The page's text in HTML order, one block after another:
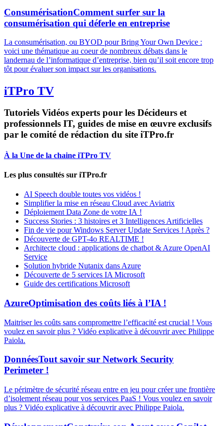
ConsumérisationComment surfer sur la
consumérisation qui déferle en entreprise
La consumérisation, ou BYOD pour Bring Your Own Device :
voici une thématique au coeur de nombreux débats dans le
landernau de l’informatique d’entreprise, bien qu’il soit encore trop
tôt pour évaluer son impact sur les organisations.
iTPro TV
Tutoriels Vidéos experts pour les Décideurs et
professionnels IT, guides de mise en œuvre exclusifs
par le comité de rédaction du site iTPro.fr
À la Une de la chaine iTPro TV
Les plus consultés sur iTPro.fr
AI Speech double toutes vos vidéos !
Simplifier la mise en réseau Cloud avec Aviatrix
Déploiement Data Zone de votre IA !
Success Stories : 3 histoires et 3 Intelligences Artificielles
Fin de vie pour Windows Server Update Services ! Après ?
Découverte de GPT-4o REALTIME !
Architecte cloud : applications de chatbot & Azure OpenAI
Service
Solution hybride Nutanix dans Azure
Découverte de 5 services IA Microsoft
Guide des certifications Microsoft
AzureOptimisation des coûts liés à l’IA !
Maitriser les coûts sans compromettre l’efficacité est crucial ! Vous
voulez en savoir plus ? Vidéo explicative à découvrir avec Philippe
Paiola.
DonnéesTout savoir sur Network Security
Perimeter !
Le périmètre de sécurité réseau entre en jeu pour créer une frontière
d’isolement réseau pour vos services PaaS ! Vous voulez en savoir
plus ? Vidéo explicative à découvrir avec Philippe Paiola.